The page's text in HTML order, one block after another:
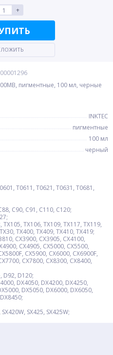
+
пигментные, 100 мл, черные
INKTEC
пигментные
100 мл
черный
T0611, T0621, T0631, T0681,
C90, C91, C110, C120;
TX106, TX109, TX117, TX119,
TX400, TX409, TX410, TX419;
CX3900, CX3905, CX4100,
CX4905, CX5000, CX5500,
CX5900, CX6000, CX6900F,
CX7800, CX8300, CX8400,
D92, D120;
DX4050, DX4200, DX4250,
DX5050, DX6000, DX6050,
SX425, SX425W;